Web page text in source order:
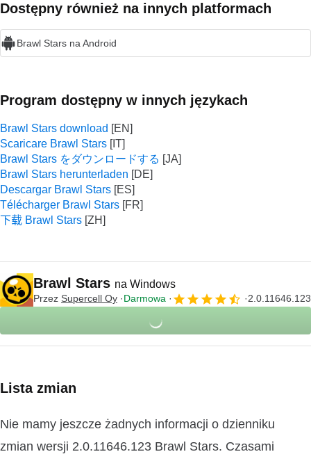
Dostępny również na innych platformach
Brawl Stars na Android
Program dostępny w innych językach
Brawl Stars download
Scaricare Brawl Stars
Brawl Stars をダウンロードする
Brawl Stars herunterladen
Descargar Brawl Stars
Télécharger Brawl Stars
下载 Brawl Stars
Brawl Stars na Windows
Przez Supercell Oy Darmowa 2.0.11646.123
Lista zmian
Nie mamy jeszcze żadnych informacji o dzienniku
zmian wersji 2.0.11646.123 Brawl Stars. Czasami